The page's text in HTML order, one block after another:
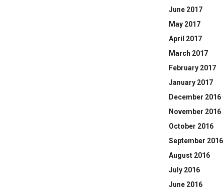
June 2017
May 2017
April 2017
March 2017
February 2017
January 2017
December 2016
November 2016
October 2016
September 2016
August 2016
July 2016
June 2016